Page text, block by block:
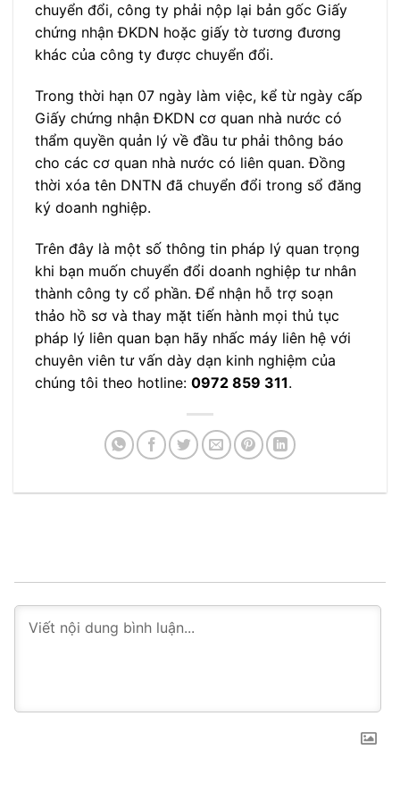
chuyển đổi, công ty phải nộp lại bản gốc Giấy
chứng nhận ĐKDN hoặc giấy tờ tương đương
khác của công ty được chuyển đổi.
Trong thời hạn 07 ngày làm việc, kể từ ngày cấp
Giấy chứng nhận ĐKDN cơ quan nhà nước có
thẩm quyền quản lý về đầu tư phải thông báo
cho các cơ quan nhà nước có liên quan. Đồng
thời xóa tên DNTN đã chuyển đổi trong sổ đăng
ký doanh nghiệp.
Trên đây là một số thông tin pháp lý quan trọng
khi bạn muốn chuyển đổi doanh nghiệp tư nhân
thành công ty cổ phần. Để nhận hỗ trợ soạn
thảo hồ sơ và thay mặt tiến hành mọi thủ tục
pháp lý liên quan bạn hãy nhấc máy liên hệ với
chuyên viên tư vấn dày dạn kinh nghiệm của
chúng tôi theo hotline: 0972 859 311.